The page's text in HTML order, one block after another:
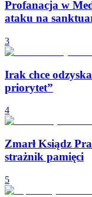
Profanacja w
ataku na
3
Irak chce
priorytet”
4
Zmarł Ksiądz
strażnik pamięci
5